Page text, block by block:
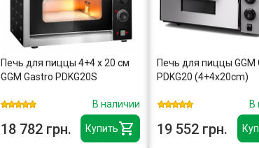
Купить
Печь для пиццы 4+4 x 20 см
GGM Gastro PDKG20S
В наличии
18 782 грн.
Печь для пиццы GGM
PDKG20 (4+4x20cm)
В
19 552 грн.